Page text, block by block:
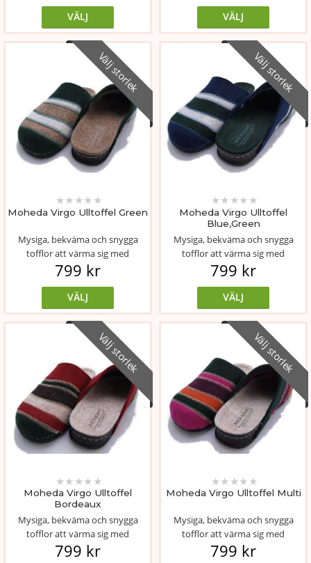
VÄLJ VÄLJ
Välj storlek
Moheda Virgo Ulltoffel Green
★★ ★★ ★
Mysiga, bekväma och snygga
tofflor att värma sig med
inomhus. Ovande...
799 kr
VÄLJ
Välj storlek
Moheda Virgo Ulltoffel
Blue,Green
★★ ★★ ★
Mysiga, bekväma och snygga
tofflor att värma sig med
inomhus. Ovande...
799 kr
VÄLJ
Välj storlek
Moheda Virgo Ulltoffel
Bordeaux
★★ ★★ ★
Mysiga, bekväma och snygga
tofflor att värma sig med
inomhus. Ovande...
799 kr
Välj storlek
Moheda Virgo Ulltoffel Multi
★★ ★★ ★
Mysiga, bekväma och snygga
tofflor att värma sig med
inomhus. Ovande...
799 kr